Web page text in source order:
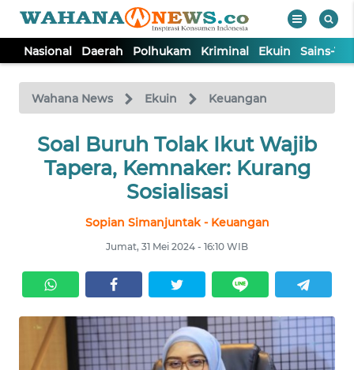
Nasional Daerah Polhukam Kriminal Ekuin Sains-
Wahana News Ekuin Keuangan
Soal Buruh Tolak Ikut Wajib
Tapera, Kemnaker: Kurang
Sosialisasi
Sopian Simanjuntak - Keuangan
Jumat, 31 Mei 2024 - 16:10 WIB
TV
Tutup
NASIONAL
POLHUKAM
KRIMINAL
EKUIN
SAINS-TEKNO